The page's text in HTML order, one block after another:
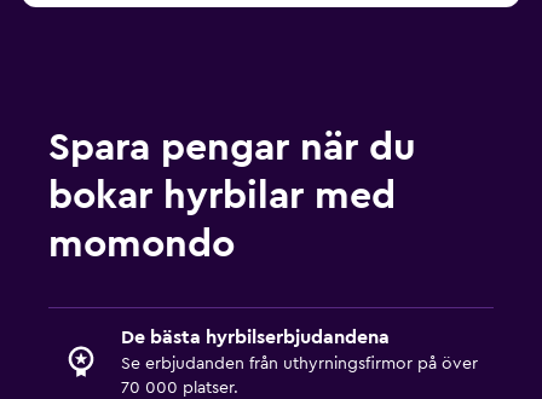
Spara pengar när du
bokar hyrbilar med
momondo
De bästa hyrbilserbjudandena
Se erbjudanden från uthyrningsfirmor på över
70 000 platser.